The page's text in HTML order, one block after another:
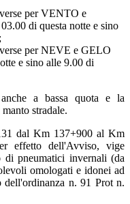
per VENTO e
di questa notte e sino
per NEVE e GELO
e sino alle 9.00 di
a bassa quota e la
stradale.
dal Km 137+900 al Km
effetto dell'Avviso, vige
pneumatici invernali (da
omologati e idonei ad
dell'ordinanza n. 91 Prot n.